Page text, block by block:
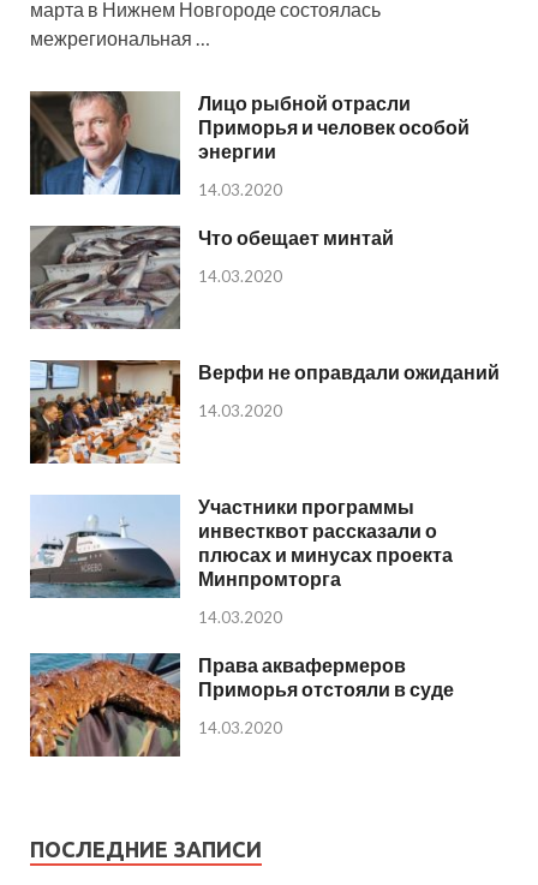
марта в Нижнем Новгороде состоялась
межрегиональная …
Лицо рыбной отрасли
Приморья и человек особой
энергии
14.03.2020
Что обещает минтай
14.03.2020
Верфи не оправдали ожиданий
14.03.2020
Участники программы
инвестквот рассказали о
плюсах и минусах проекта
Минпромторга
14.03.2020
Права аквафермеров
Приморья отстояли в суде
14.03.2020
ПОСЛЕДНИЕ ЗАПИСИ